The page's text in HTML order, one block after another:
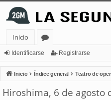
Inicio
or
os
Identificarse Registrarse
Inicio Índice general
Hiroshima, 6 de agosto